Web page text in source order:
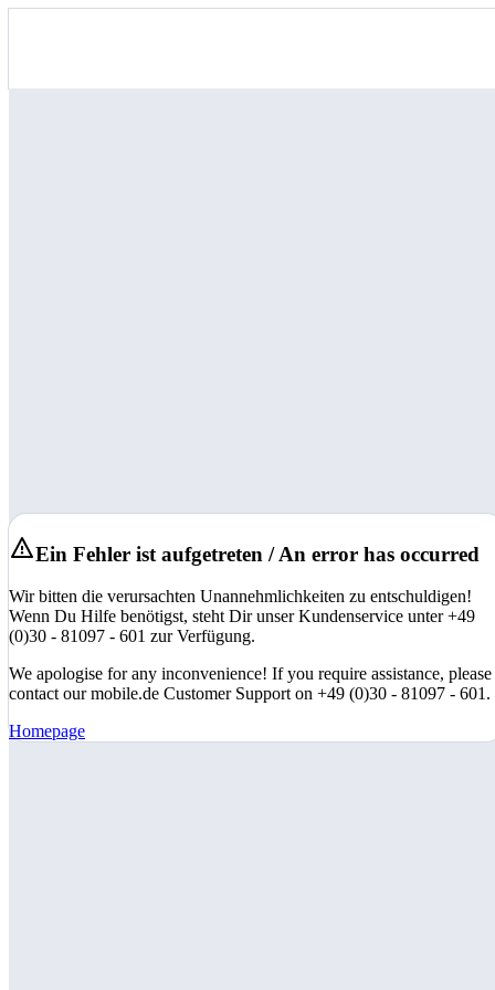
Ein Fehler ist aufgetreten / An error has occurred
Wir bitten die verursachten Unannehmlichkeiten zu entschuldigen!
Wenn Du Hilfe benötigst, steht Dir unser Kundenservice unter +49
(0)30 - 81097 - 601 zur Verfügung.
We apologise for any inconvenience! If you require assistance, please
contact our mobile.de Customer Support on +49 (0)30 - 81097 - 601.
Homepage